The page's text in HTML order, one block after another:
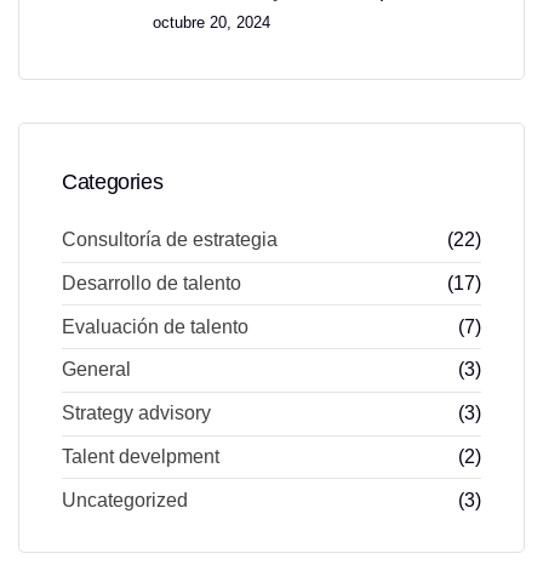
octubre 20, 2024
Categories
Consultoría de estrategia (22)
Desarrollo de talento (17)
Evaluación de talento (7)
General (3)
Strategy advisory (3)
Talent develpment (2)
Uncategorized (3)